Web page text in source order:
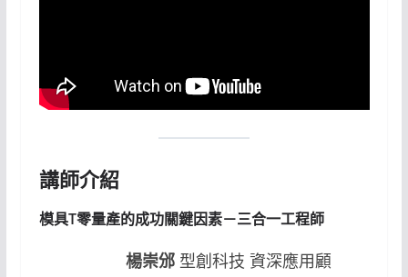
講師介紹
模具T零量產的成功關鍵因素－三合一工程師
楊崇邠 型創科技 資深應用顧